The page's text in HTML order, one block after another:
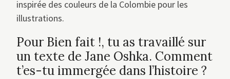
inspirée des couleurs de la Colombie pour les
illustrations.
Pour Bien fait !, tu as travaillé sur
un texte de Jane Oshka. Comment
t’es-tu immergée dans l’histoire ?